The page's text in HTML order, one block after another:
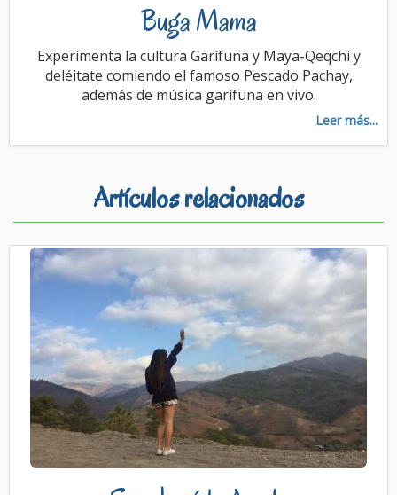
Buga Mama
Experimenta la cultura Garífuna y Maya-Qeqchi y
deléitate comiendo el famoso Pescado Pachay,
además de música garífuna en vivo.
Leer más...
Artículos relacionados